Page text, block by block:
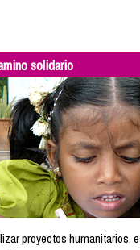
solidario
proyectos humanitarios,